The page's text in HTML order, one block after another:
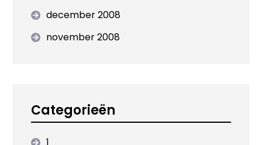
december 2008
november 2008
Categorieën